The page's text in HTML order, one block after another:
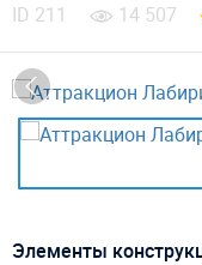
ID 211 14 507
Элементы